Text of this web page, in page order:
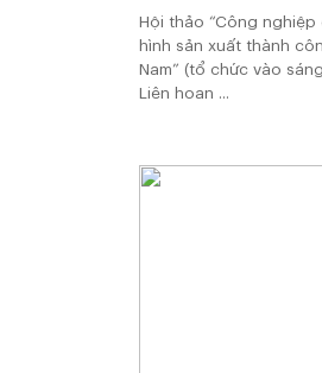
Hội thảo “Công nghiệp
hình sản xuất thành
Nam” (tổ chức vào
Liên hoan ...